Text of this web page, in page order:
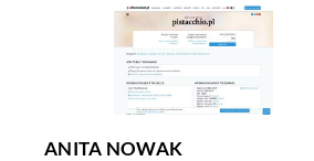
ANITA NOWAK